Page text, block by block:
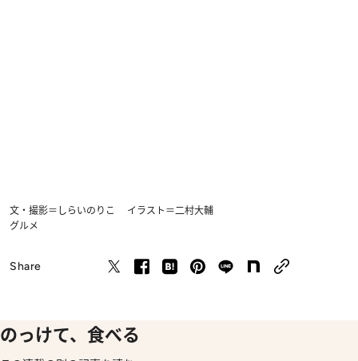
文・撮影＝しらいのりこ イラスト＝二村大輔
グルメ
Share
のっけて、食べる